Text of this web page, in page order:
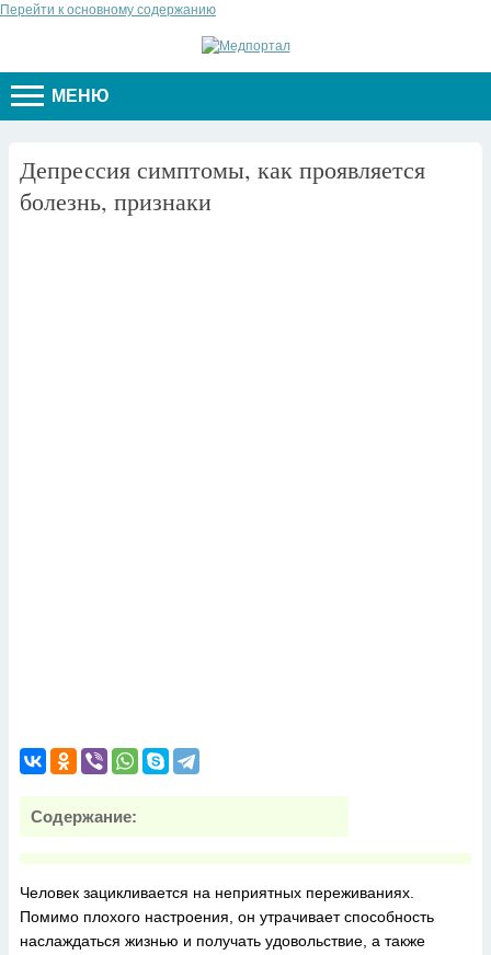
Перейти к основному содержанию
МЕНЮ
Депрессия симптомы, как проявляется
болезнь, признаки
Содержание:
Человек зацикливается на неприятных переживаниях.
Помимо плохого настроения, он утрачивает способность
наслаждаться жизнью и получать удовольствие, а также